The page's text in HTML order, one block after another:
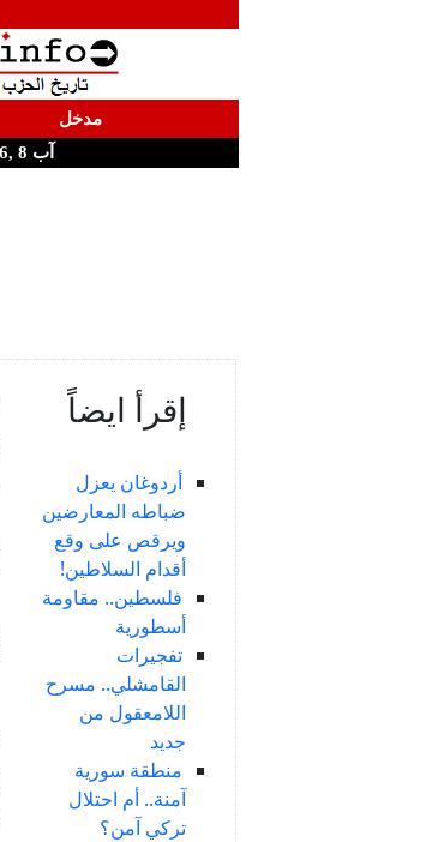
مدخل
آب 8 ,2026
إقرأ ايضاً
أردوغان يعزل
ضباطه المعارضين
ويرقص على وقع
أقدام السلاطين!
فلسطين.. مقاومة
أسطورية
تفجيرات
القامشلي.. مسرح
اللامعقول من
جديد
منطقة سورية
آمنة.. أم احتلال
تركي آمن؟